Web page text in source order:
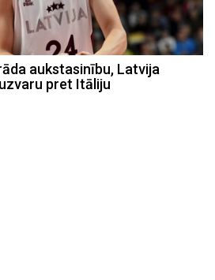
aukstasinību, Latvija
pret Itāliju